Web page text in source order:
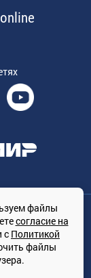
ОГРН:
Медиков, 7
и
РФ
файлы
согласие на
с Политикой
файлы